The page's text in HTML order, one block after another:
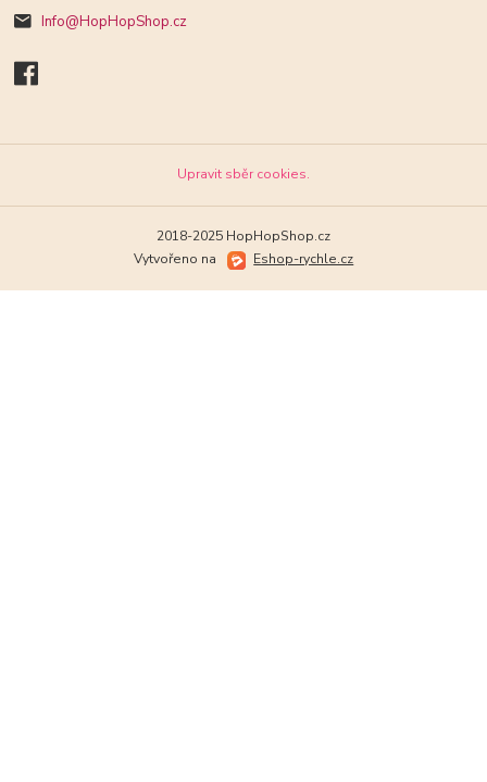
Info@HopHopShop.cz
Upravit sběr cookies.
2018-2025 HopHopShop.cz
Vytvořeno na
Eshop-rychle.cz